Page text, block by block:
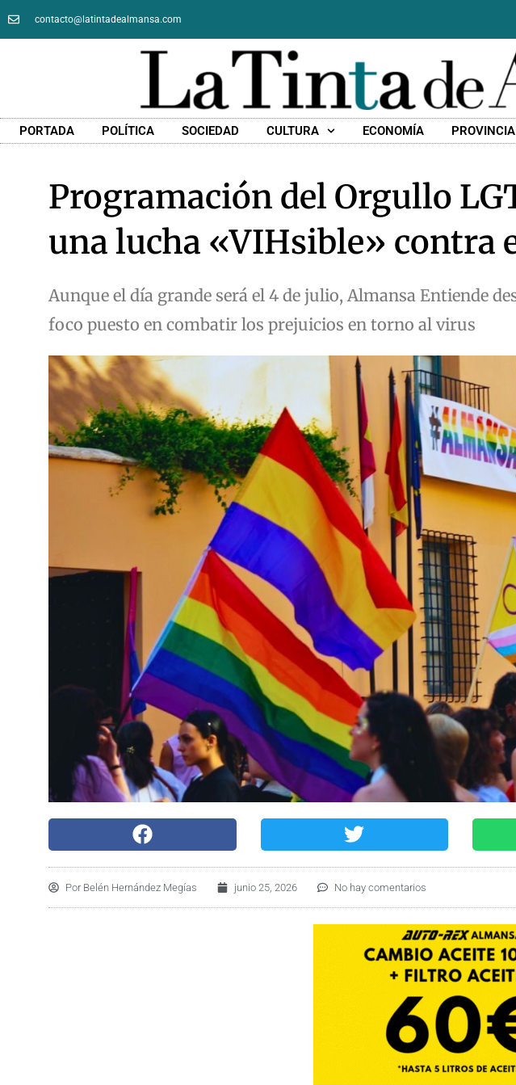
contacto@latintadealmansa.com
PORTADA POLÍTICA SOCIEDAD CULTURA ECONOMÍA PROVINCIA
Programación del Orgullo
una lucha «VIHsible» contra
Aunque el día grande será el 4 de julio, Almansa Entiende
foco puesto en combatir los prejuicios en torno al virus
Por Belén Hernández Megías junio 25, 2026 No hay comentarios